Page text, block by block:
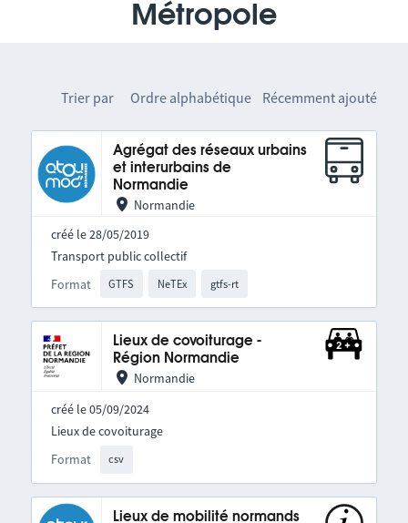
Métropole
Trier par Ordre alphabétique Récemment ajouté
Agrégat des réseaux urbains
et interurbains de
Normandie
Normandie
créé le 28/05/2019
Format GTFS NeTEx gtfs-rt
Transport public collectif
Lieux de covoiturage -
Région Normandie
Normandie
créé le 05/09/2024
Format csv
Lieux de covoiturage
Lieux de mobilité normands